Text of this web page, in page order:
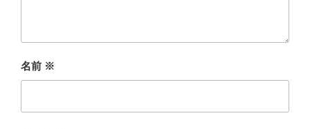
名前 ※